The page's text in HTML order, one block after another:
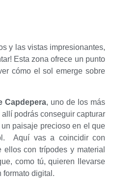
y las vistas impresionantes,
Esta zona ofrece un punto
cómo el sol emerge sobre
Capdepera, uno de los más
podrás conseguir capturar
paisaje precioso en el que
Aquí vas a coincidir con
ellos con trípodes y material
como tú, quieren llevarse
formato digital.